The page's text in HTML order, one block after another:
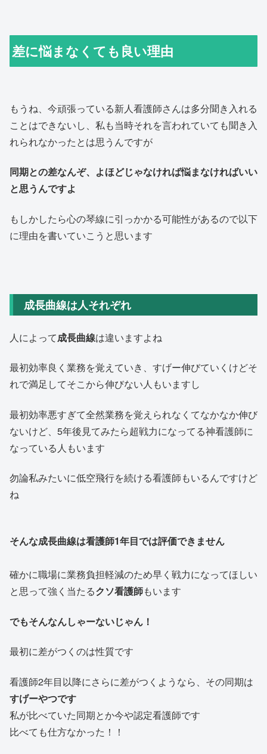
差に悩まなくても良い理由
もうね、今頑張っている新人看護師さんは多分聞き入れる
ことはできないし、私も当時それを言われていても聞き入
れられなかったとは思うんですが
同期との差なんぞ、よほどじゃなければ悩まなければいい
と思うんですよ
もしかしたら心の琴線に引っかかる可能性があるので以下
に理由を書いていこうと思います
成長曲線は人それぞれ
人によって成長曲線は違いますよね
最初効率良く業務を覚えていき、すげー伸びていくけどそ
れで満足してそこから伸びない人もいますし
最初効率悪すぎて全然業務を覚えられなくてなかなか伸び
ないけど、5年後見てみたら超戦力になってる神看護師に
なっている人もいます
勿論私みたいに低空飛行を続ける看護師もいるんですけど
ね
そんな成長曲線は看護師1年目では評価できません
確かに職場に業務負担軽減のため早く戦力になってほしい
と思って強く当たるクソ看護師もいます
でもそんなんしゃーないじゃん！
最初に差がつくのは性質です
看護師2年目以降にさらに差がつくようなら、その同期は
すげーやつです
私が比べていた同期とか今や認定看護師です
比べても仕方なかった！！